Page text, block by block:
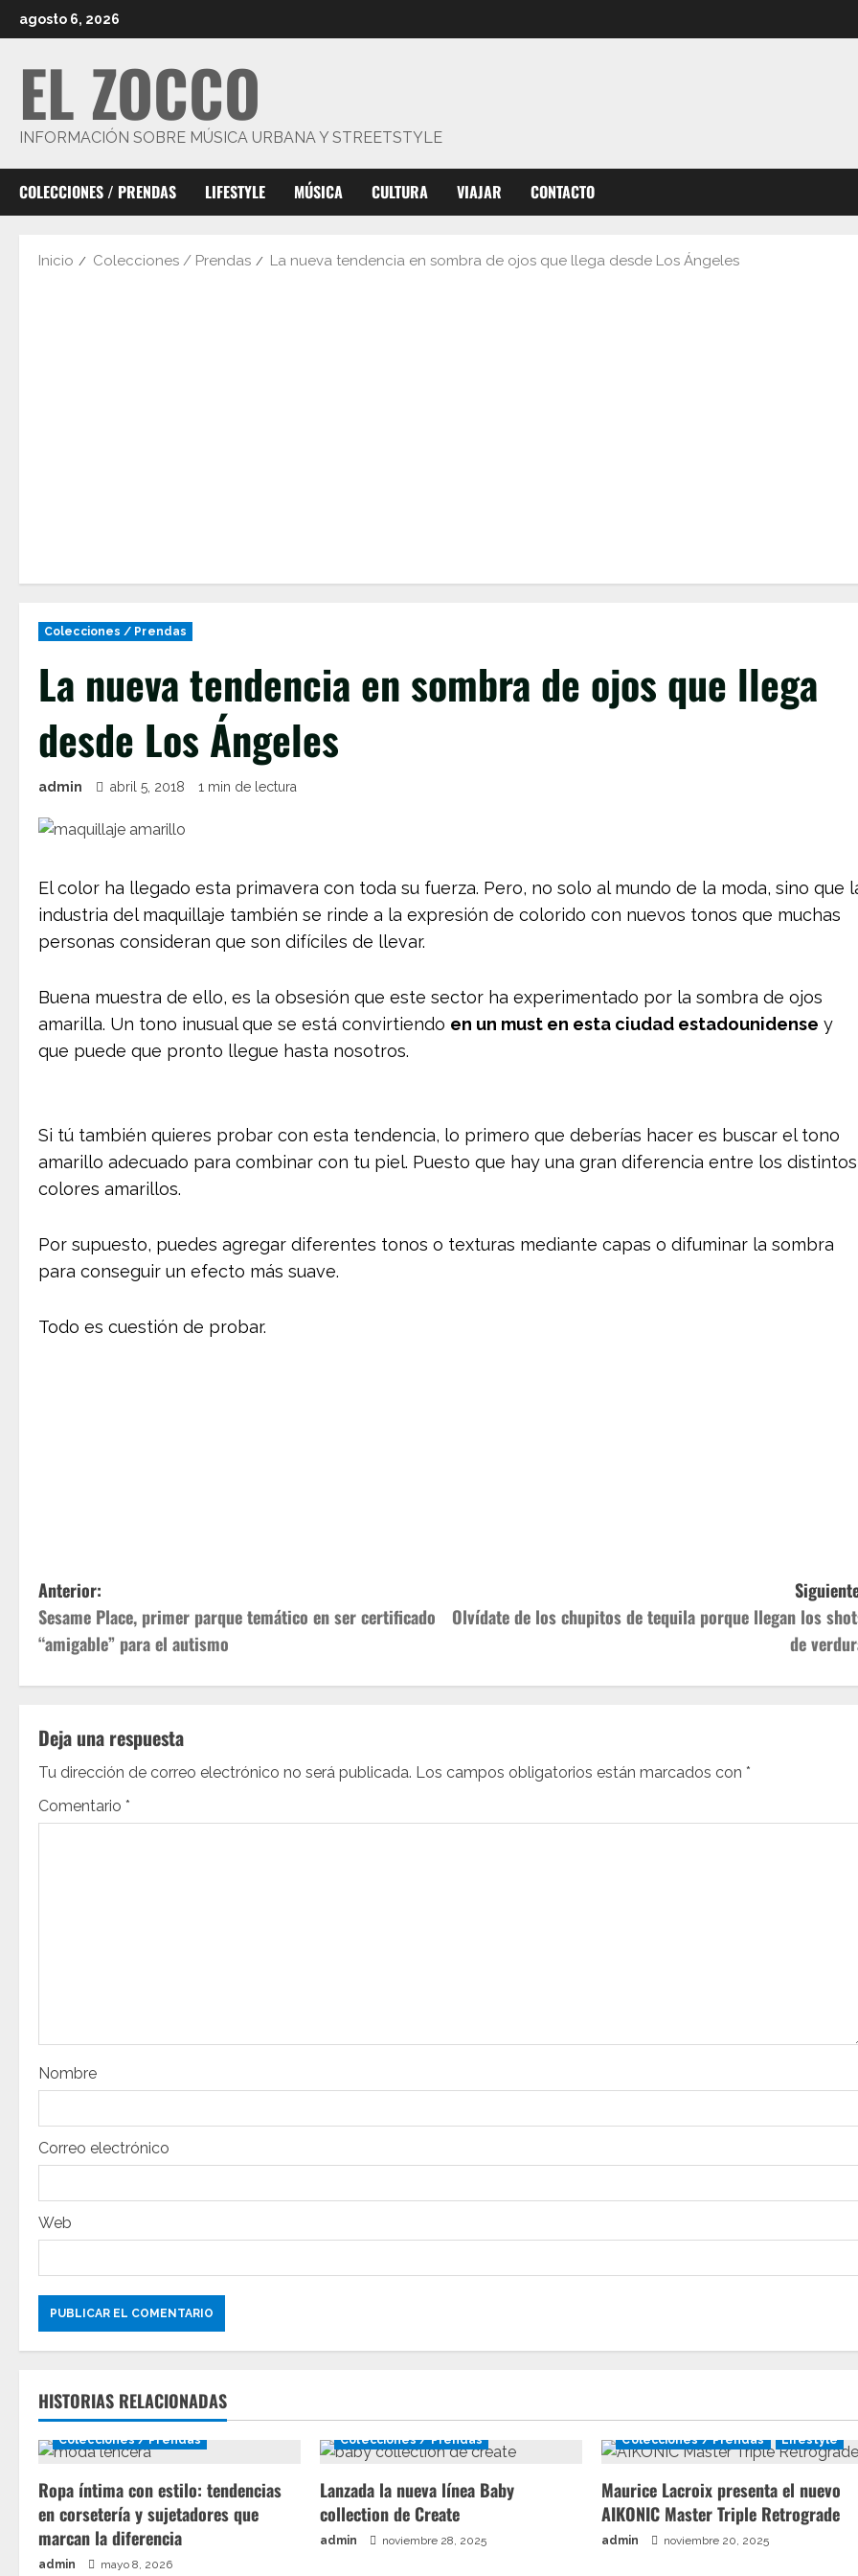
al
agosto 6, 2026
EL ZOCCO
INFORMACIÓN SOBRE MÚSICA URBANA Y STREETSTYLE
COLECCIONES / PRENDAS LIFESTYLE MÚSICA CULTURA VIAJAR CONTACTO
Inicio Colecciones / Prendas La nueva tendencia en sombra de ojos que llega desde Los Ángeles
Colecciones / Prendas
La nueva tendencia en sombra de ojos que llega
desde Los Ángeles
admin abril 5, 2018 1 min de lectura
El color ha llegado esta primavera con toda su fuerza. Pero, no solo al mundo de la moda, sino que
industria del maquillaje también se rinde a la expresión de colorido con nuevos tonos que muchas
personas consideran que son difíciles de llevar.
Buena muestra de ello, es la obsesión que este sector ha experimentado por la sombra de ojos
amarilla. Un tono inusual que se está convirtiendo en un must en esta ciudad estadounidense y
que puede que pronto llegue hasta nosotros.
Si tú también quieres probar con esta tendencia, lo primero que deberías hacer es buscar el tono
amarillo adecuado para combinar con tu piel. Puesto que hay una gran diferencia entre los distintos
colores amarillos.
Por supuesto, puedes agregar diferentes tonos o texturas mediante capas o difuminar la sombra
para conseguir un efecto más suave.
Todo es cuestión de probar.
N
a
v
g
a
c
e
e
n
t
r
a
d
a
s
Anterior:
Sesame Place, primer parque temático en ser certificado
“amigable” para el autismo
Olvídate de los chupitos de tequila porque llegan los
de
Deja una respuesta
Tu dirección de correo electrónico no será publicada. Los campos obligatorios están marcados con *
Comentario *
Nombre
Correo electrónico
Web
HISTORIAS RELACIONADAS
Colecciones / Prendas
Ropa íntima con estilo: tendencias
en corsetería y sujetadores que
marcan la diferencia
admin mayo 8, 2026
Colecciones / Prendas
Lanzada la nueva línea Baby
collection de Create
admin noviembre 28, 2025
Colecciones / Prendas Lifestyle
Maurice Lacroix presenta el nuevo
AIKONIC Master Triple Retrograde
admin noviembre 20, 2025